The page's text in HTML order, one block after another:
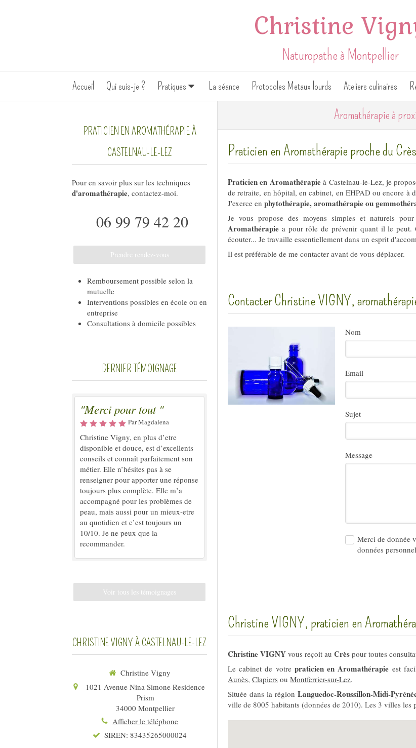
Christine
Naturopathe à Montpellier
Accueil Qui suis-je ? Pratiques La séance Protocoles Metaux lourds Ateliers culinaires
Aromathérapie à
Praticien en Aromathérapie proche du Crès
Praticien en Aromathérapieà Castelnau-le-Lez, je
de retraite, en hôpital, en cabinet, en EHPAD ou encore à
J'exerce en phytothérapie, aromathérapie ou
Je vous propose des moyens simples et naturels
Aromathérapie a pour rôle de prévenir quant il le peut.
écouter... Je travaille essentiellement dans un esprit
Il est préférable de me contacter avant de vous déplacer.
Contacter Christine VIGNY,
Nom
Email
Sujet
Message
Merci de donnée
données
Christine VIGNY, praticien en
Christine VIGNY vous reçoit au Crès pour toutes
Le cabinet de votre praticien en Aromathérapie est
Aunès, Clapiers ou Montferrier-sur-Lez.
Située dans la région Languedoc-Roussillon-Midi-
ville de 8005 habitants (données de 2010). Les 3 villes les
PRATICIEN EN AROMATHÉRAPIE À
CASTELNAU-LE-LEZ
Pour en savoir plus sur les techniques
d'aromathérapie, contactez-moi.
06 99 79 42 20
Prendre rendez-vous
Remboursement possible selon la
mutuelle
Interventions possibles en école ou en
entreprise
Consultations à domicile possibles
DERNIER TÉMOIGNAGE
"Merci pour tout "
Par Magdalena
Christine Vigny, en plus d’etre
disponible et douce, est d’excellents
conseils et connaît parfaitement son
métier. Elle n’hésites pas à se
renseigner pour apporter une réponse
toujours plus complète. Elle m’a
accompagné pour les problèmes de
peau, mais aussi pour un mieux-etre
au quotidien et c’est toujours un
10/10. Je ne peux que la
recommander.
Voir tous les témoignages
CHRISTINE VIGNY À CASTELNAU-LE-LEZ
Christine Vigny
1021 Avenue Nina Simone Residence
Prism
34000 Montpellier
Afficher le téléphone
SIREN: 83435265000024